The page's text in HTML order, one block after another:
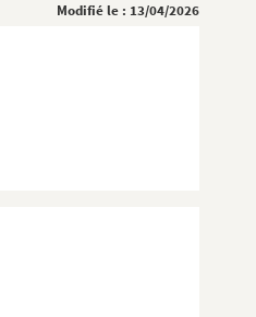
Modifié le : 13/04/2026